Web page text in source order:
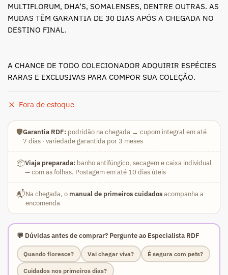
MULTIFLORUM, DHA’S, SOMALENSES, DENTRE OUTRAS. AS
MUDAS TÊM GARANTIA DE 30 DIAS APÓS A CHEGADA NO
DESTINO FINAL.
A CHANCE DE TODO COLECIONADOR ADQUIRIR ESPÉCIES
RARAS E EXCLUSIVAS PARA COMPOR SUA COLEÇÃO.
Fora de estoque
🛡️Garantia RDF: podridão na chegada → cupom integral em até
7 dias · variedade garantida por 3 meses
📦Viaja preparada: banho antifúngico, secagem e caixa individual
— com as folhas. Postagem em até 10 dias úteis
📬Na chegada, o manual de primeiros cuidadosacompanha a
encomenda
💬 Dúvidas antes de comprar? Pergunte ao Especialista RDF
Quando floresce? Vai chegar viva? É segura com pets?
Cuidados nos primeiros dias?